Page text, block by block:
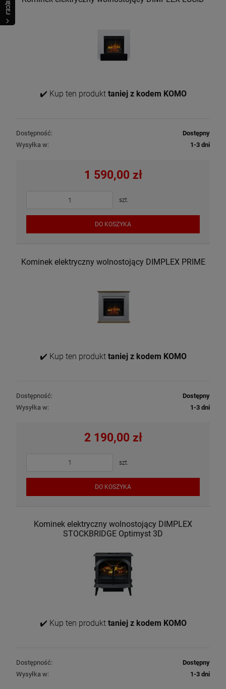
WIĘCEJ
✔️ Kup ten produkt taniej z kodem KOMO
Dostępność:
Dostępny
Wysyłka w:
1-3 dni
1 590,00 zł
szt.
DO KOSZYKA
Kominek elektryczny wolnostojący DIMPLEX PRIME
✔️ Kup ten produkt taniej z kodem KOMO
Dostępność:
Dostępny
Wysyłka w:
1-3 dni
2 190,00 zł
szt.
DO KOSZYKA
Kominek elektryczny wolnostojący DIMPLEX
STOCKBRIDGE Optimyst 3D
✔️ Kup ten produkt taniej z kodem KOMO
Dostępność:
Dostępny
Wysyłka w:
1-3 dni